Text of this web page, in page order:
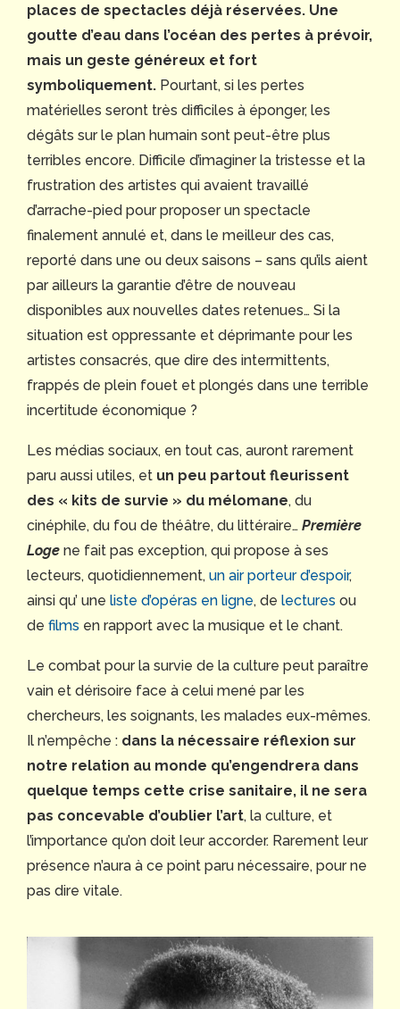
places de spectacles déjà réservées. Une
goutte d’eau dans l’océan des pertes à prévoir,
mais un geste généreux et fort
symboliquement. Pourtant, si les pertes
matérielles seront très difficiles à éponger, les
dégâts sur le plan humain sont peut-être plus
terribles encore. Difficile d’imaginer la tristesse et la
frustration des artistes qui avaient travaillé
d’arrache-pied pour proposer un spectacle
finalement annulé et, dans le meilleur des cas,
reporté dans une ou deux saisons – sans qu’ils aient
par ailleurs la garantie d’être de nouveau
disponibles aux nouvelles dates retenues… Si la
situation est oppressante et déprimante pour les
artistes consacrés, que dire des intermittents,
frappés de plein fouet et plongés dans une terrible
incertitude économique ?
Les médias sociaux, en tout cas, auront rarement
paru aussi utiles, et un peu partout fleurissent
des « kits de survie » du mélomane, du
cinéphile, du fou de théâtre, du littéraire… Première
Loge ne fait pas exception, qui propose à ses
lecteurs, quotidiennement, un air porteur d’espoir,
ainsi qu’ une liste d’opéras en ligne, de lectures ou
de films en rapport avec la musique et le chant.
Le combat pour la survie de la culture peut paraître
vain et dérisoire face à celui mené par les
chercheurs, les soignants, les malades eux-mêmes.
Il n’empêche : dans la nécessaire réflexion sur
notre relation au monde qu’engendrera dans
quelque temps cette crise sanitaire, il ne sera
pas concevable d’oublier l’art, la culture, et
l’importance qu’on doit leur accorder. Rarement leur
présence n’aura à ce point paru nécessaire, pour ne
pas dire vitale.